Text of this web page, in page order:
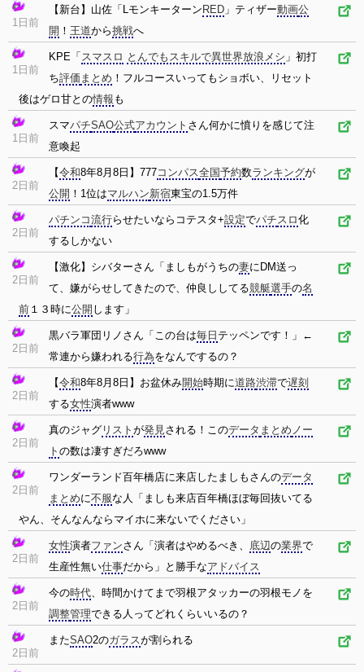
1日前
【新台】山佐「Lモンキーターン RED 」ティザー動画公
開 ！ 王道から挑戦へ
1日前
KPE「 スマスロ とんでもスキルで異世界放浪メシ 」初打
ち評価 まとめ ！フルコースいってもショボい、リセット
後はゲロ甘との情報 も
1日前
スマパチSAO公式アカウント さん何かに憤りを感じて注
意喚起
2日前
【令和8年8月8日】777コンパス全国予約数ランキングが
公開 ！1位はマルハン新宿東宝の1.5万件
2日前
パチンコ流行らせたいならコテスタ+設定でパチスロ化
するしかない
2日前
【激化】シバターさん「ましもがうちの妻にDM送っ
て、嫌がらせしてきたので、仲良ししてる競艇選手の名
前 １３時に公開 します」
2日前
黒バラ軍団リノさん「この台は毎日 テッペンです！」←
常連から嫌われる行為をなんでするの？
2日前
【令和8年8月8日】お盆休み開始時期に道路渋滞で遅刻
する女性演者www
2日前
真のジャグ リスト が発見される！このデータ まとめ ノー
ト の数は凄すぎだろwww
2日前
ワンダーランド百年橋店に来店したましもさんのデータ
まとめに不服な人「ましも来店百年橋ほぼ毎回抜いてる
やん、そんなんならマイホに来ないでください」
2日前
女性演者ファンさん「演者はやめるべき、 底辺の業界で
生産性無い仕事だから」と勝手なアドバイス
2日前
今の時代、時間かけてまで羽根アタッカーの羽根モノを
調整管理できる人ってどれくらいいるの？
2日前
またSAO2のガラスが割られる